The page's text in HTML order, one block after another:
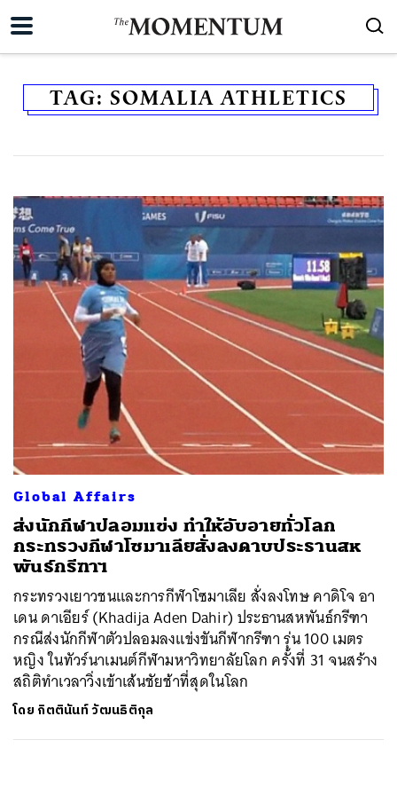
TAG: SOMALIA ATHLETICS
Global Affairs
ส่งนักกีฬาปลอมแข่ง ทำให้อับอายทั่วโลก
กระทรวงกีฬาโซมาเลียสั่งลงดาบประธานสห
พันธ์กรีฑาฯ
กระทรวงเยาวชนและการกีฬาโซมาเลีย สั่งลงโทษ คาดิโจ อา
เดน ดาเอียร์ (Khadija Aden Dahir) ประธานสหพันธ์กรีฑา
กรณีส่งนักกีฬาตัวปลอมลงแข่งขันกีฬากรีฑา รุ่น 100 เมตร
หญิง ในทัวร์นาเมนต์กีฬามหาวิทยาลัยโลก ครั้งที่ 31 จนสร้าง
สถิติทำเวลาวิ่งเข้าเส้นชัยช้าที่สุดในโลก
โดย กิตตินันท์ วัฒนธิติกุล
ค้นหา
SHARE